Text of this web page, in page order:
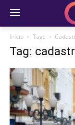
Início Tags
Tag: